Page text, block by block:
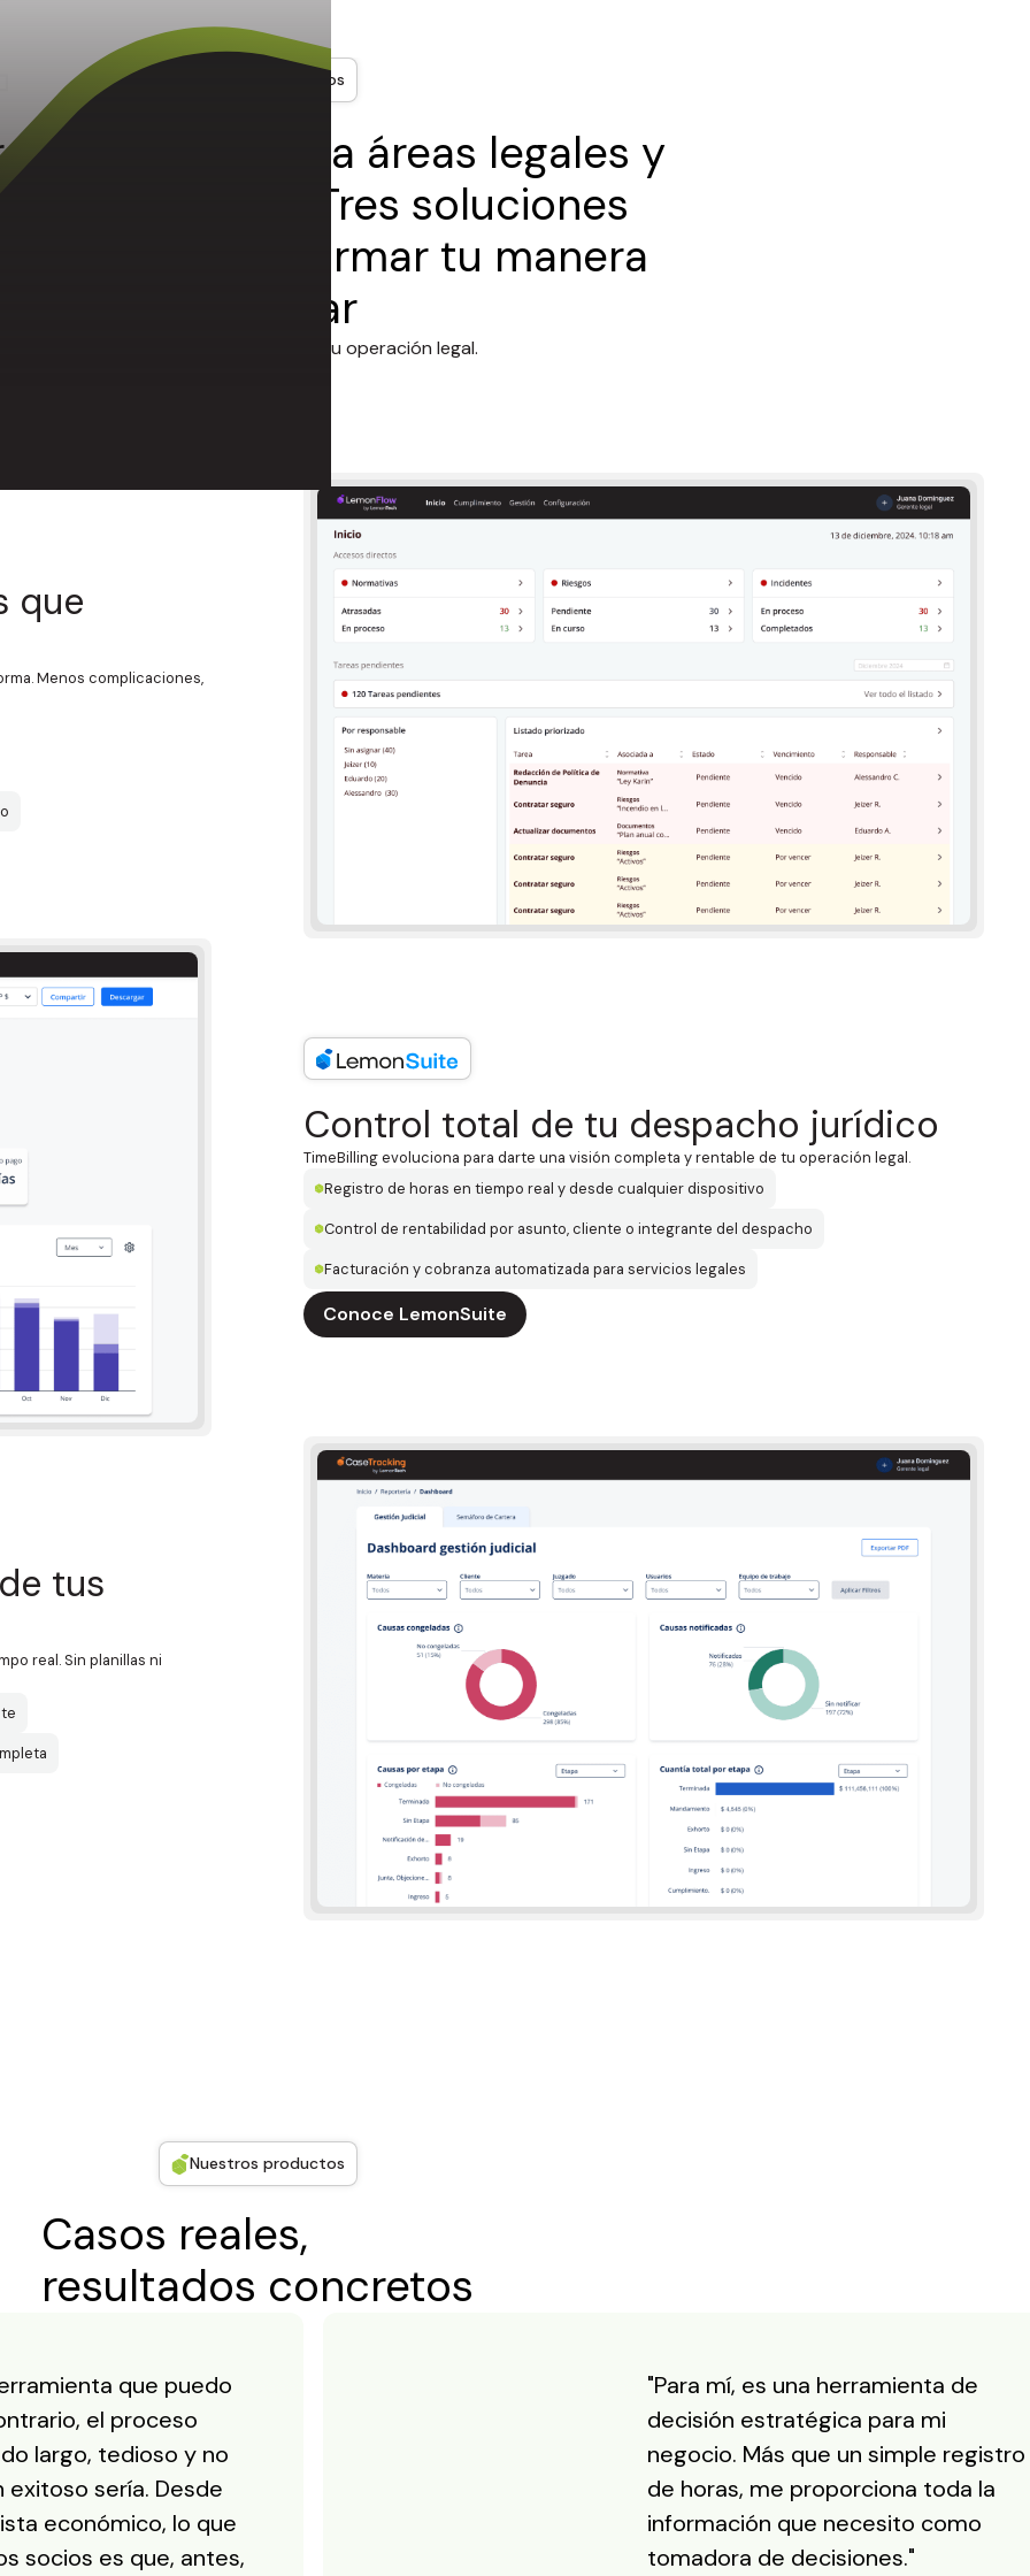
Nuestros productos
de gestión para áreas legales y
jurídicos. Tres soluciones
para transformar tu manera
de operar
Tres soluciones para transformar tu operación legal.
que
Menos complicaciones,
Control total de tu despacho jurídico
TimeBilling evoluciona para darte una visión completa y rentable de tu operación legal.
Registro de horas en tiempo real y desde cualquier dispositivo
Control de rentabilidad por asunto, cliente o integrante del despacho
Facturación y cobranza automatizada para servicios legales
Conoce LemonSuite
tus
real. Sin planillas ni
Nuestros productos
Casos reales,
resultados concretos
que puedo
el proceso
largo, tedioso y no
exitoso sería. Desde
económico, lo que
socios es que, antes,
"Para mí, es una herramienta de
decisión estratégica para mi
negocio. Más que un simple registro
de horas, me proporciona toda la
información que necesito como
tomadora de decisiones."